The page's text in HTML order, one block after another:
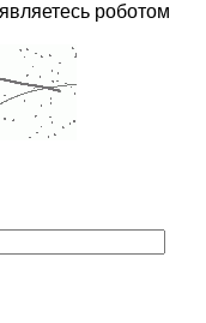
роботом